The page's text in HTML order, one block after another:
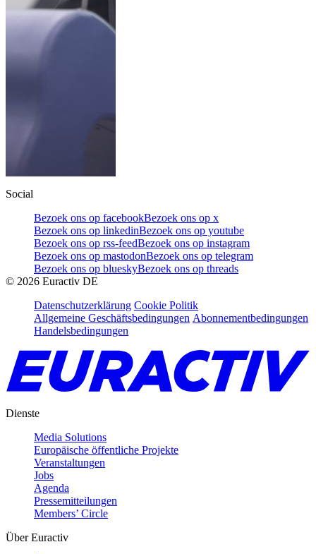
Social
Bezoek ons op facebookBezoek ons op x
Bezoek ons op linkedinBezoek ons op youtube
Bezoek ons op rss-feedBezoek ons op instagram
Bezoek ons op mastodonBezoek ons op telegram
Bezoek ons op blueskyBezoek ons op threads
© 2026 Euractiv DE
Datenschutzerklärung Cookie Politik
Allgemeine Geschäftsbedingungen Abonnementbedingungen
Handelsbedingungen
Dienste
Media Solutions
Europäische öffentliche Projekte
Veranstaltungen
Jobs
Agenda
Pressemitteilungen
Members’ Circle
Über Euractiv